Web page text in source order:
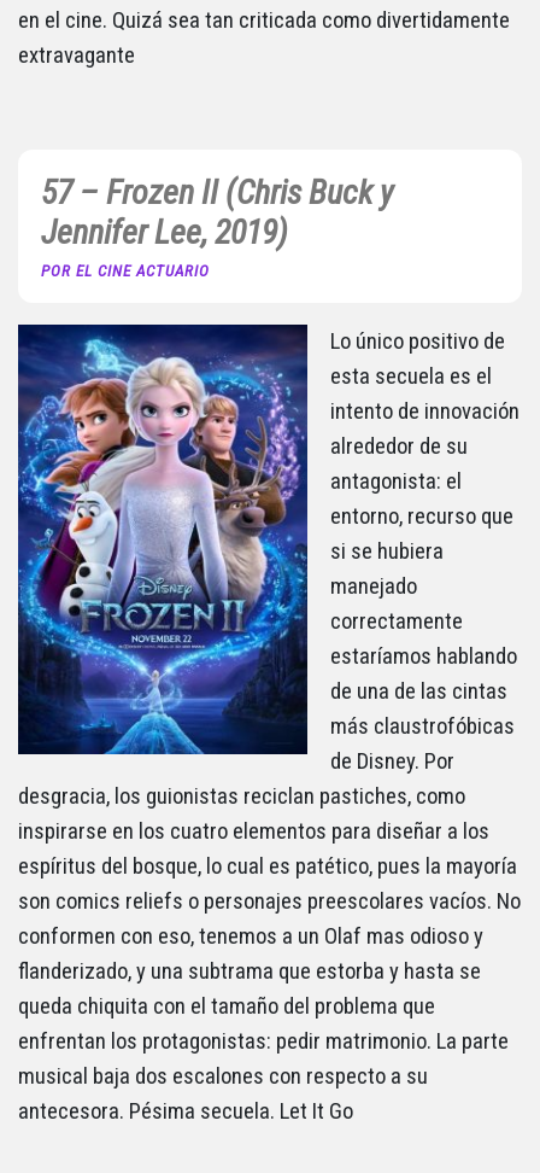
en el cine. Quizá sea tan criticada como divertidamente
extravagante
57 – Frozen II (Chris Buck y
Jennifer Lee, 2019)
POR EL CINE ACTUARIO
Lo único positivo de
esta secuela es el
intento de innovación
alrededor de su
antagonista: el
entorno, recurso que
si se hubiera
manejado
correctamente
estaríamos hablando
de una de las cintas
más claustrofóbicas
de Disney. Por
desgracia, los guionistas reciclan pastiches, como
inspirarse en los cuatro elementos para diseñar a los
espíritus del bosque, lo cual es patético, pues la mayoría
son comics reliefs o personajes preescolares vacíos. No
conformen con eso, tenemos a un Olaf mas odioso y
flanderizado, y una subtrama que estorba y hasta se
queda chiquita con el tamaño del problema que
enfrentan los protagonistas: pedir matrimonio. La parte
musical baja dos escalones con respecto a su
antecesora. Pésima secuela. Let It Go